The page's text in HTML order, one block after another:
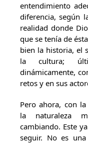
entendimiento
diferencia, según
realidad donde
que se tenía de
bien la historia, el
la cultura;
dinámicamente,
retos y en sus
Pero ahora, con
la naturaleza
cambiando. Este
seguir. No es una